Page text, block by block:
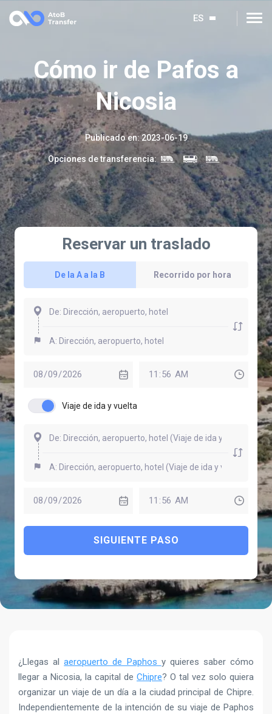
ES
Cómo ir de Pafos a
Nicosia
Publicado en:2023-06-19
Opciones de transferencia:
Reservar un traslado
De la A a la B Recorrido por hora
Viaje de ida y vuelta
SIGUIENTE PASO
¿Llegas alaeropuerto de Paphos y quieres saber cómo
llegar a Nicosia, la capital de Chipre? O tal vez solo quiera
organizar un viaje de un día a la ciudad principal de Chipre.
Independientemente de la intención de su viaje de Paphos